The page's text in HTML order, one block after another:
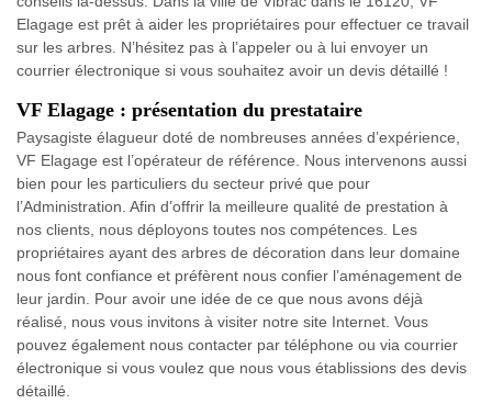
Elagage est prêt à aider les propriétaires pour effectuer ce travail
sur les arbres. N’hésitez pas à l’appeler ou à lui envoyer un
courrier électronique si vous souhaitez avoir un devis détaillé !
VF Elagage : présentation du prestataire
Paysagiste élagueur doté de nombreuses années d’expérience,
VF Elagage est l’opérateur de référence. Nous intervenons aussi
bien pour les particuliers du secteur privé que pour
l’Administration. Afin d’offrir la meilleure qualité de prestation à
nos clients, nous déployons toutes nos compétences. Les
propriétaires ayant des arbres de décoration dans leur domaine
nous font confiance et préfèrent nous confier l’aménagement de
leur jardin. Pour avoir une idée de ce que nous avons déjà
réalisé, nous vous invitons à visiter notre site Internet. Vous
pouvez également nous contacter par téléphone ou via courrier
électronique si vous voulez que nous vous établissions des devis
détaillé.